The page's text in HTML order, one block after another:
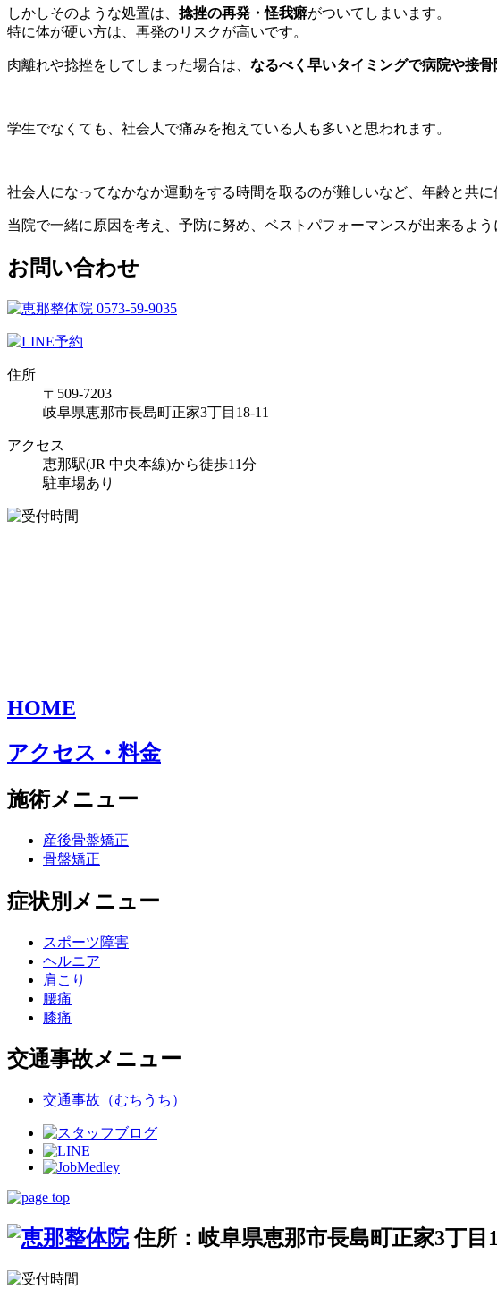
しかしそのような処置は、 捻挫の再発・怪我癖がついてしまいます。
特に体が硬い方は、再発のリスクが高いです。
肉離れや捻挫をしてしまった場合は、 なるべく早いタイミングで病院や接
学生でなくても、社会人で痛みを抱えている人も多いと思われます。
社会人になってなかなか運動をする時間を取るのが難しいなど、年齢と共に
当院で一緒に原因を考え、予防に努め、ベストパフォーマンスが出来るよう
お問い合わせ
住所
〒509-7203
岐阜県恵那市長島町正家3丁目18-11
アクセス
恵那駅(JR 中央本線)から徒歩11分
駐車場あり
HOME
アクセス・料金
施術メニュー
産後骨盤矯正
骨盤矯正
症状別メニュー
スポーツ障害
ヘルニア
肩こり
腰痛
膝痛
交通事故メニュー
交通事故（むちうち）
住所：岐阜県恵那市長島町正家3丁目